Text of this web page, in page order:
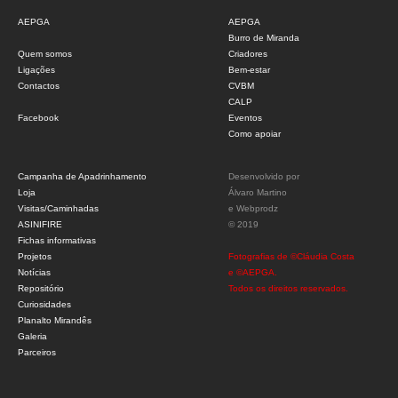
AEPGA
Quem somos
Ligações
Contactos
Facebook
AEPGA
Burro de Miranda
Criadores
Bem-estar
CVBM
CALP
Eventos
Como apoiar
Campanha de Apadrinhamento
Loja
Visitas/Caminhadas
ASINIFIRE
Fichas informativas
Projetos
Notícias
Repositório
Curiosidades
Planalto Mirandês
Galeria
Parceiros
Desenvolvido por
Álvaro Martino
e Webprodz
© 2019
Fotografias de ©Cláudia Costa
e ©AEPGA.
Todos os direitos reservados.